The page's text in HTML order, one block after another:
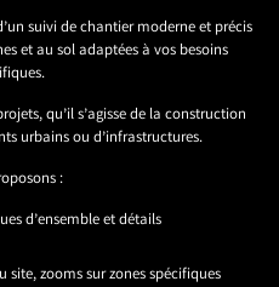
suivi de chantier moderne et précis
et au sol adaptées à vos besoins
qu’il s’agisse de la construction
urbains ou d’infrastructures.
:
d’ensemble et détails
site, zooms sur zones spécifiques